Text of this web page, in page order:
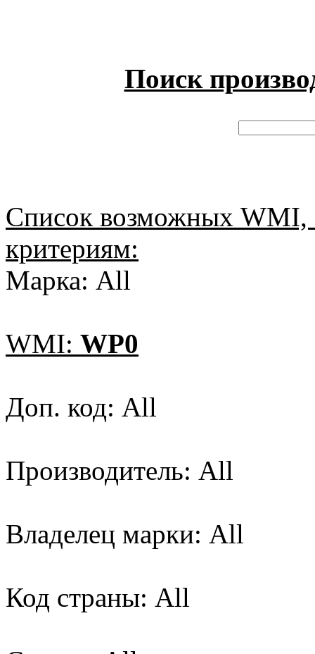
Поиск
Список возможных
критериям:
Марка: All
WMI: WP0
Доп. код: All
Производитель: All
Владелец марки: All
Код страны: All